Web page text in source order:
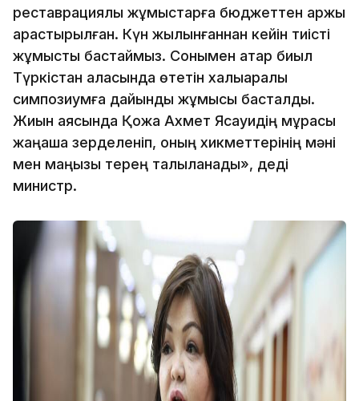
реставрациялық жұмыстарға бюджеттен қаржы
қарастырылған. Күн жылынғаннан кейін тиісті
жұмысты бастаймыз. Сонымен қатар биыл
Түркістан қаласында өтетін халықаралық
симпозиумға дайындық жұмысы басталды.
Жиын аясында Қожа Ахмет Ясауидің мұрасы
жаңаша зерделеніп, оның хикметтерінің мәні
мен маңызы терең талқыланады», деді
министр.